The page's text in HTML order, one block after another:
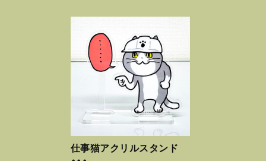
仕事猫アクリルスタンド